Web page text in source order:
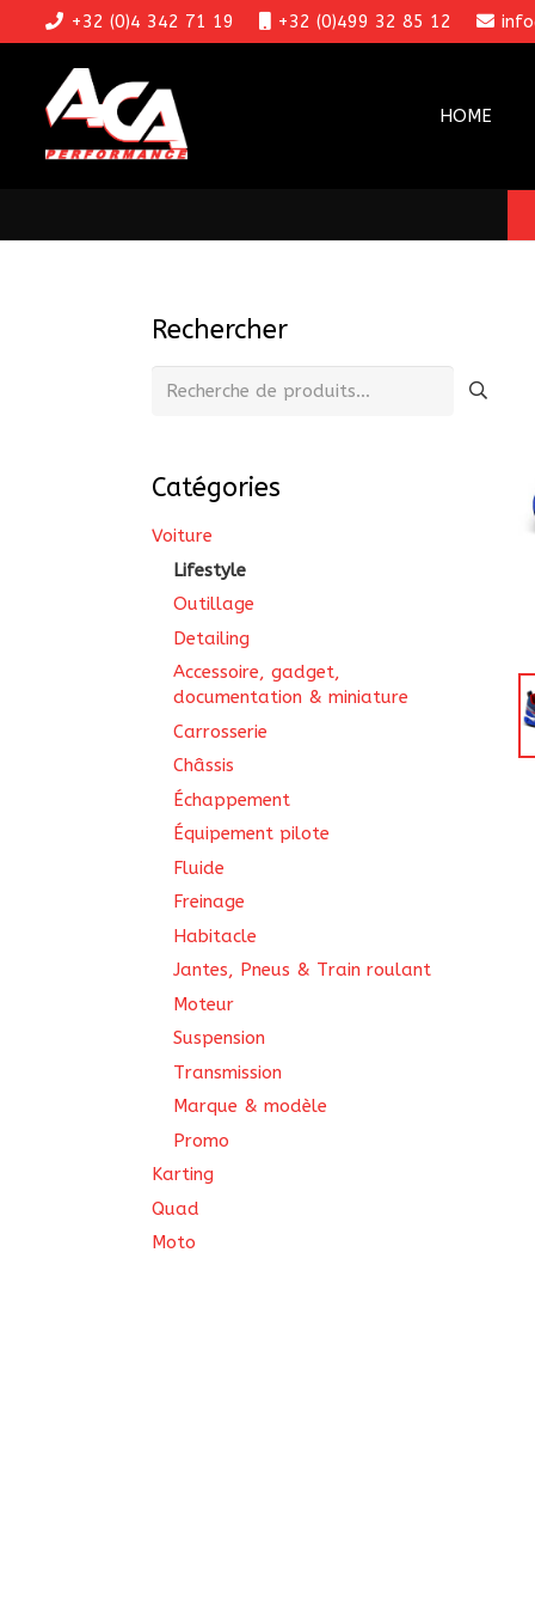
+32 (0)4 342 71 19 +32 (0)499 32 85 12
HOME
Rechercher
Recherche
Catégories
Voiture
Lifestyle
Outillage
Detailing
Accessoire, gadget,
documentation & miniature
Carrosserie
Châssis
Échappement
Équipement pilote
Fluide
Freinage
Habitacle
Jantes, Pneus & Train roulant
Moteur
Suspension
Transmission
Marque & modèle
Promo
Karting
Quad
Moto